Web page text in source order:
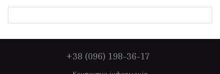
+38 (096) 198-36-17